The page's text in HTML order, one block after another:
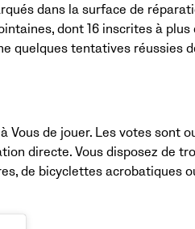
dans la surface de
dont 16 inscrites à plus
quelques tentatives réussies
Vous de jouer. Les votes sont
directe. Vous disposez de
de bicyclettes acrobatiques